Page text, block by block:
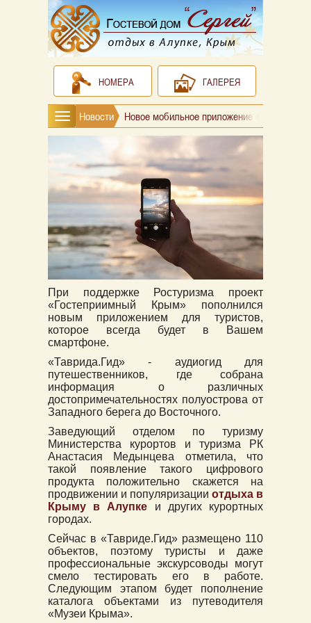
НОМЕРА ГАЛЕРЕЯ
Новости Новое мобильное приложение
При поддержке Ростуризма проект
«Гостеприимный Крым» пополнился
новым приложением для туристов,
которое всегда будет в Вашем
смартфоне.
«Таврида.Гид» - аудиогид для
путешественников, где собрана
информация о различных
достопримечательностях полуострова от
Западного берега до Восточного.
Заведующий отделом по туризму
Министерства курортов и туризма РК
Анастасия Медынцева отметила, что
такой появление такого цифрового
продукта положительно скажется на
продвижении и популяризации отдыха в
Крыму в Алупке и других курортных
городах.
Сейчас в «Тавриде.Гид» размещено 110
объектов, поэтому туристы и даже
профессиональные экскурсоводы могут
смело тестировать его в работе.
Следующим этапом будет пополнение
каталога объектами из путеводителя
«Музеи Крыма».